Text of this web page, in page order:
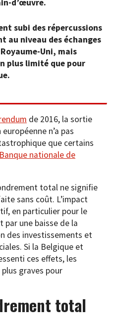
d’œuvre.
subi des répercussions
au niveau des échanges
Uni, mais
plus limité que pour
de 2016, la sortie
n’a pas
que certains
Banque nationale de
total ne signifie
sans coût. L’impact
en particulier pour le
par une baisse de la
des investissements et
Si la Belgique et
ces effets, les
graves pour
total